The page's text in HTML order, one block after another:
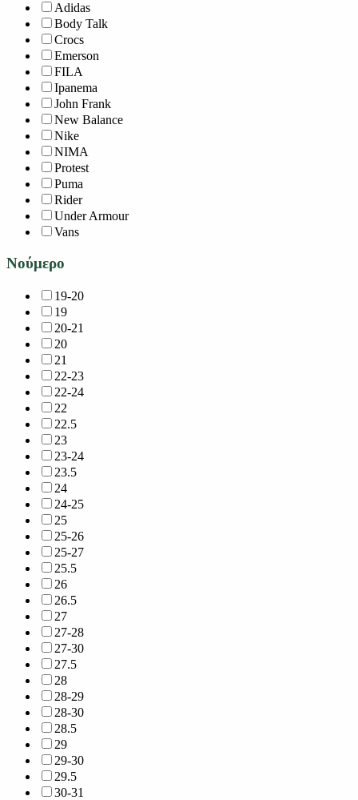
Adidas
Body Talk
Crocs
Emerson
FILA
Ipanema
John Frank
New Balance
Nike
NIMA
Protest
Puma
Rider
Under Armour
Vans
Νούμερο
19-20
19
20-21
20
21
22-23
22-24
22
22.5
23
23-24
23.5
24
24-25
25
25-26
25-27
25.5
26
26.5
27
27-28
27-30
27.5
28
28-29
28-30
28.5
29
29-30
29.5
30-31